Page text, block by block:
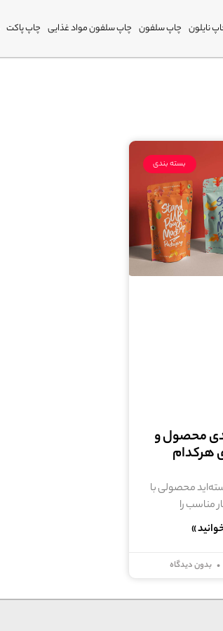
نایلون چاپ سلفون چاپ سلفون مواد غذایی چاپ پاکت
بسته بندی
محصول و
هرکدام
محصولی با
مناسب را
»
بدون دیدگاه